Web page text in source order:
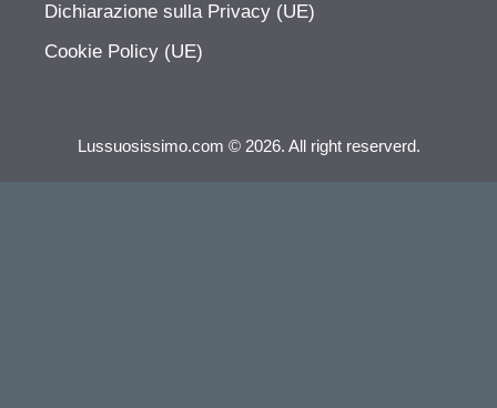
Dichiarazione sulla Privacy (UE)
Cookie Policy (UE)
Lussuosissimo.com © 2026. All right reserverd.